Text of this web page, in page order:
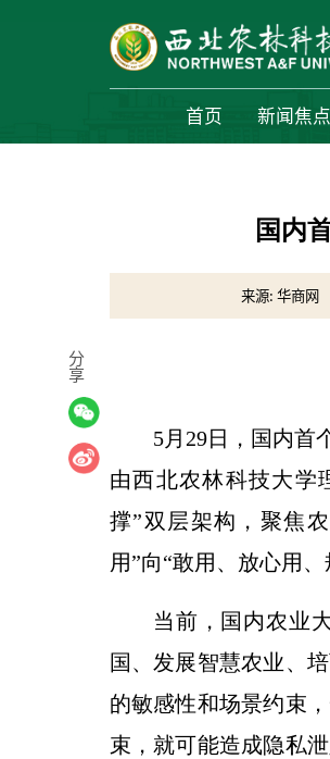
首页 新闻焦点
国内
来源: 华商网
5月29日，国内首
由西北农林科技大学
撑”双层架构，聚焦
用”向“敢用、放心用、
当前，国内农业
国、发展智慧农业、
的敏感性和场景约束
束，就可能造成隐私
分
享